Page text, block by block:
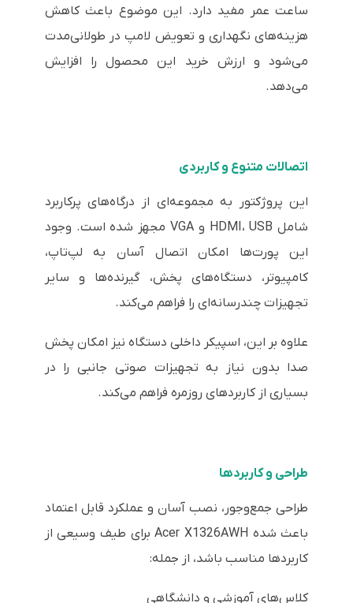
ساعت عمر مفید دارد. این موضوع باعث کاهش
هزینه‌های نگهداری و تعویض لامپ در طولانی‌مدت
می‌شود و ارزش خرید این محصول را افزایش
می‌دهد.
اتصالات متنوع و کاربردی
این پروژکتور به مجموعه‌ای از درگاه‌های پرکاربرد
شامل HDMI، USB و VGA مجهز شده است. وجود
این پورت‌ها امکان اتصال آسان به لپ‌تاپ،
کامپیوتر، دستگاه‌های پخش، گیرنده‌ها و سایر
تجهیزات چندرسانه‌ای را فراهم می‌کند.
علاوه بر این، اسپیکر داخلی دستگاه نیز امکان پخش
صدا بدون نیاز به تجهیزات صوتی جانبی را در
بسیاری از کاربردهای روزمره فراهم می‌کند.
طراحی و کاربردها
طراحی جمع‌وجور، نصب آسان و عملکرد قابل اعتماد
باعث شده Acer X1326AWH برای طیف وسیعی از
کاربردها مناسب باشد، از جمله:
کلاس‌های آموزشی و دانشگاهی